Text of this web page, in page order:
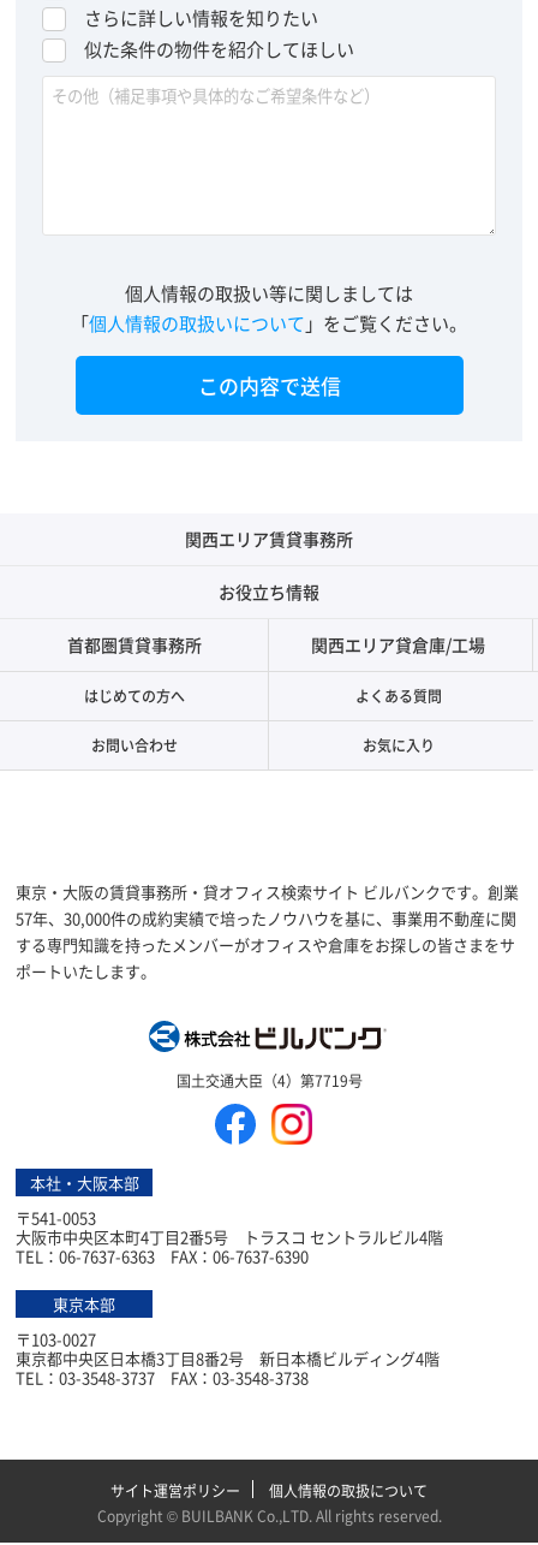
さらに詳しい情報を知りたい
似た条件の物件を紹介してほしい
個人情報の取扱い等に関しましては
「個人情報の取扱いについて 」をご覧ください。
関西エリア賃貸事務所
お役立ち情報
首都圏賃貸事務所 関西エリア貸倉庫/工場
はじめての方へ よくある質問
お問い合わせ お気に入り
東京・大阪の賃貸事務所・貸オフィス検索サイト ビルバンクです。創業
57年、30,000件の成約実績で培ったノウハウを基に、事業用不動産に関
する専門知識を持ったメンバーがオフィスや倉庫をお探しの皆さまをサ
ポートいたします。
国土交通大臣（4）第7719号
本社・大阪本部
〒541-0053
大阪市中央区本町4丁目2番5号 トラスコ セントラルビル4階
TEL：06-7637-6363 FAX：06-7637-6390
東京本部
〒103-0027
東京都中央区日本橋3丁目8番2号 新日本橋ビルディング4階
TEL：03-3548-3737 FAX：03-3548-3738
サイト運営ポリシー
個人情報の取扱について
Copyright © BUILBANK Co.,LTD. All rights reserved.